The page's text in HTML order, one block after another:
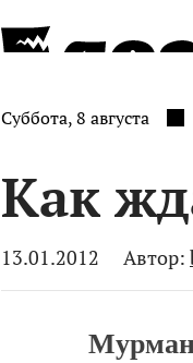
Суббота, 8 августа
Как
13.01.2012 Автор: